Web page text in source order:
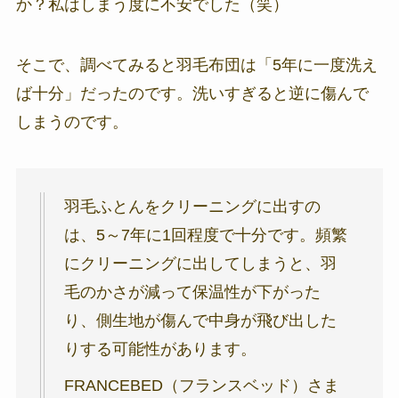
か？私はしまう度に不安でした（笑）
そこで、調べてみると羽毛布団は「5年に一度洗え
ば十分」だったのです。洗いすぎると逆に傷んで
しまうのです。
羽毛ふとんをクリーニングに出すの
は、5～7年に1回程度で十分です。頻繁
にクリーニングに出してしまうと、羽
毛のかさが減って保温性が下がった
り、側生地が傷んで中身が飛び出した
りする可能性があります。
FRANCEBED（フランスベッド）さま